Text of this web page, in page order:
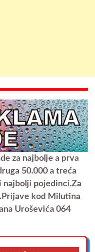
za najbolje a prva
50.000 a treća
najbolji pojedinci.Za
kod Milutina
Uroševića 064